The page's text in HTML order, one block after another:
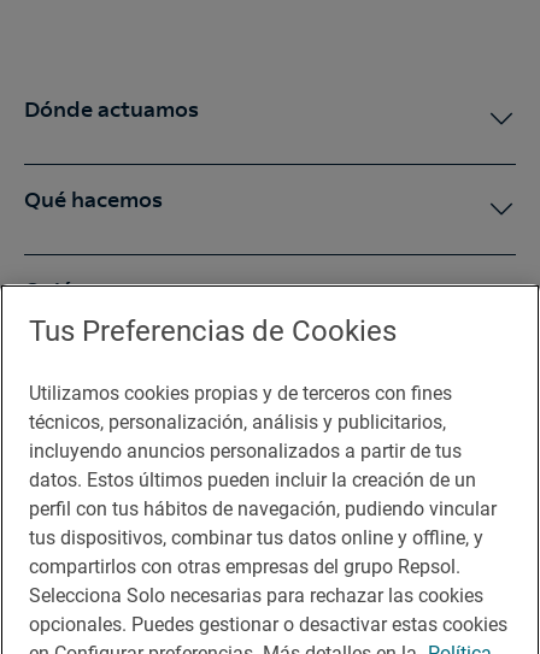
Dónde actuamos
Qué hacemos
Quiénes somos
Sala de prensa
Te puede interesar
Aviso legal
Contacto
Tus Preferencias de Cookies
Utilizamos cookies propias y de terceros con fines
técnicos, personalización, análisis y publicitarios,
incluyendo anuncios personalizados a partir de tus
datos. Estos últimos pueden incluir la creación de un
perfil con tus hábitos de navegación, pudiendo vincular
tus dispositivos, combinar tus datos online y offline, y
compartirlos con otras empresas del grupo Repsol.
Selecciona Solo necesarias para rechazar las cookies
opcionales. Puedes gestionar o desactivar estas cookies